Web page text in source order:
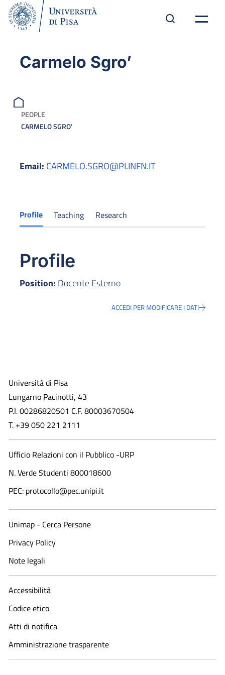
Carmelo Sgro’
PEOPLE
CARMELO SGRO’
Email: CARMELO.SGRO@PI.INFN.IT
Profile Teaching Research
Profile
Position: Docente Esterno
ACCEDI PER MODIFICARE I DATI
Università di Pisa
Lungarno Pacinotti, 43
P.I. 00286820501 C.F. 80003670504
T. +39 050 221 2111
Ufficio Relazioni con il Pubblico -URP
N. Verde Studenti 800018600​
PEC: protocollo@pec.unipi.it
Unimap - Cerca Persone
Privacy Policy
Note legali
Accessibilità
Codice etico
Atti di notifica
Amministrazione trasparente